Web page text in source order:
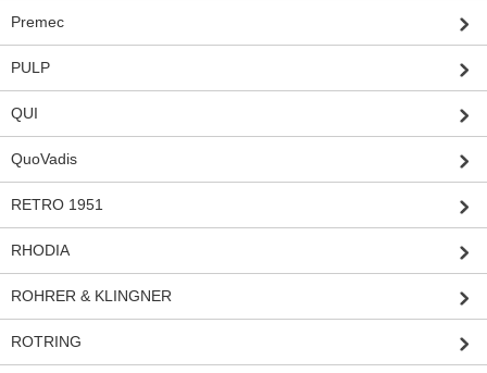
Premec
PULP
QUI
QuoVadis
RETRO 1951
RHODIA
ROHRER & KLINGNER
ROTRING